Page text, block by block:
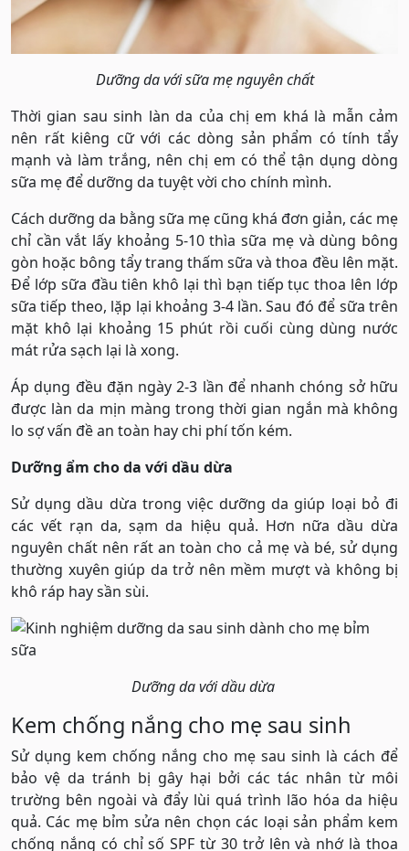
Dưỡng da với sữa mẹ nguyên chất
Thời gian sau sinh làn da của chị em khá là mẫn cảm
nên rất kiêng cữ với các dòng sản phẩm có tính tẩy
mạnh và làm trắng, nên chị em có thể tận dụng dòng
sữa mẹ để dưỡng da tuyệt vời cho chính mình.
Cách dưỡng da bằng sữa mẹ cũng khá đơn giản, các mẹ
chỉ cần vắt lấy khoảng 5-10 thìa sữa mẹ và dùng bông
gòn hoặc bông tẩy trang thấm sữa và thoa đều lên mặt.
Để lớp sữa đầu tiên khô lại thì bạn tiếp tục thoa lên lớp
sữa tiếp theo, lặp lại khoảng 3-4 lần. Sau đó để sữa trên
mặt khô lại khoảng 15 phút rồi cuối cùng dùng nước
mát rửa sạch lại là xong.
Áp dụng đều đặn ngày 2-3 lần để nhanh chóng sở hữu
được làn da mịn màng trong thời gian ngắn mà không
lo sợ vấn đề an toàn hay chi phí tốn kém.
Dưỡng ẩm cho da với dầu dừa
Sử dụng dầu dừa trong việc dưỡng da giúp loại bỏ đi
các vết rạn da, sạm da hiệu quả. Hơn nữa dầu dừa
nguyên chất nên rất an toàn cho cả mẹ và bé, sử dụng
thường xuyên giúp da trở nên mềm mượt và không bị
khô ráp hay sần sùi.
Dưỡng da với dầu dừa
Kem chống nắng cho mẹ sau sinh
Sử dụng kem chống nắng cho mẹ sau sinh là cách để
bảo vệ da tránh bị gây hại bởi các tác nhân từ môi
trường bên ngoài và đẩy lùi quá trình lão hóa da hiệu
quả. Các mẹ bỉm sửa nên chọn các loại sản phẩm kem
chống nắng có chỉ số SPF từ 30 trở lên và nhớ là thoa